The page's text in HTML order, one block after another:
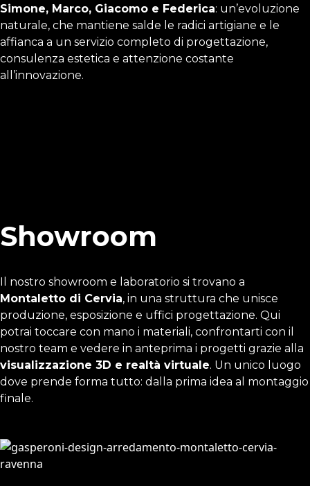
Simone, Marco, Giacomo e Federica: un’evoluzione
naturale, che mantiene salde le radici artigiane e le
affianca a un servizio completo di progettazione,
consulenza estetica e attenzione costante
all’innovazione.
Showroom
Il nostro showroom e laboratorio si trovano a
Montaletto di Cervia, in una struttura che unisce
produzione, esposizione e uffici progettazione. Qui
potrai toccare con mano i materiali, confrontarti con il
nostro team e vedere in anteprima i progetti grazie alla
visualizzazione 3D e realtà virtuale. Un unico luogo
dove prende forma tutto: dalla prima idea al montaggio
finale.